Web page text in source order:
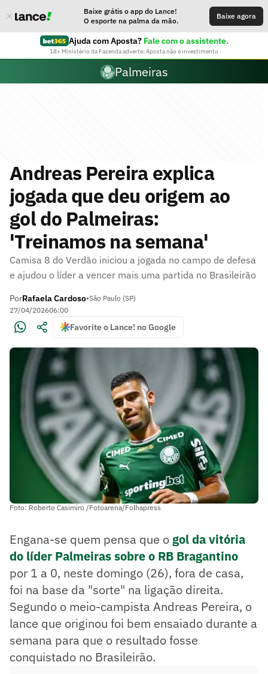
Baixe grátis o app do Lance!
O esporte na palma da mão.
Baixe agora
Ajuda com Aposta? Fale com o assistente.
18+ Ministério da Fazenda adverte: Aposta não é investimento
Palmeiras
Andreas Pereira explica
jogada que deu origem ao
gol do Palmeiras:
'Treinamos na semana'
Camisa 8 do Verdão iniciou a jogada no campo de defesa
e ajudou o líder a vencer mais uma partida no Brasileirão
PorRafaela Cardoso•São Paulo (SP)
27/04/202606:00
Favorite o Lance! no Google
Foto: Roberto Casimiro /Fotoarena/Folhapress
Engana-se quem pensa que o gol da vitória
do líder Palmeiras sobre o RB Bragantino
por 1 a 0, neste domingo (26), fora de casa,
foi na base da "sorte" na ligação direita.
Segundo o meio-campista Andreas Pereira, o
lance que originou foi bem ensaiado durante a
semana para que o resultado fosse
conquistado no Brasileirão.